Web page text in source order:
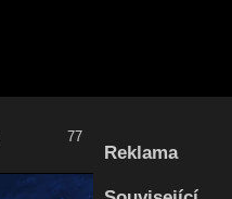
77
Reklama